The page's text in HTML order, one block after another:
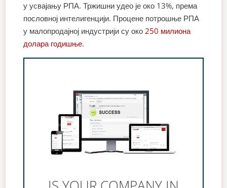
у усвајању РПА. Тржишни удео је око 13%, према
пословној интелигенцији. Процене потрошње РПА
у малопродајној индустрији су око250 милиона
долара годишње.